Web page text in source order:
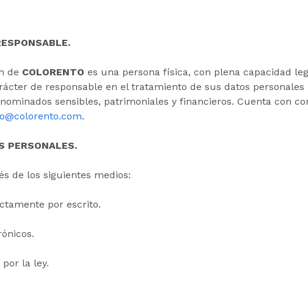
de COLORENTO es una persona física, con plena capacidad
de responsable en el tratamiento de sus datos
sensibles, patrimoniales y financieros. Cuenta con
.
PERSONALES.
de los siguientes medios:
por escrito.
la ley.